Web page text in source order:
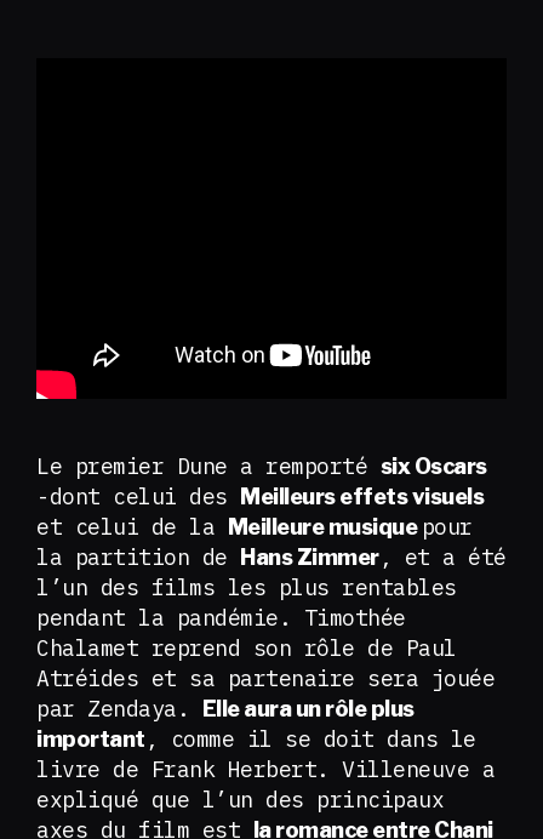
Le premier Dune a remporté six Oscars
-dont celui des Meilleurs effets visuels
et celui de la Meilleure musique pour
la partition de
Hans Zimmer, et a été
l’un des films les plus rentables
pendant la pandémie. Timothée
Chalamet reprend son rôle de Paul
Atréides et sa partenaire sera jouée
par Zendaya.
Elle aura un rôle plus
important , comme il se doit dans le
livre de Frank Herbert. Villeneuve a
expliqué que l’un des principaux
axes du film est
la romance entre Chani